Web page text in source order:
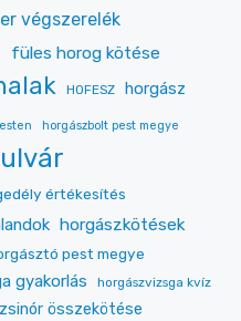
végszerelék
füles horog kötése
HOFESZ horgász
horgászbolt pest megye
értékesítés
horgászkötések
pest megye
gyakorlás
horgászvizsga kvíz
összekötése